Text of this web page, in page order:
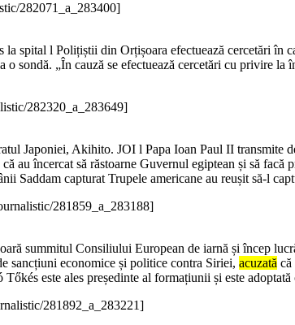
282071_a_283400]
la spital l Polițiștii din Orțișoara efectuează cercetări
o sondă. „În cauză se efectuează cercetări cu privire
282320_a_283649]
Japoniei, Akihito. JOI l Papa Ioan Paul II
că au încercat să răstoarne Guvernul egiptean și să
Saddam capturat Trupele americane au reușit să-l
281859_a_283188]
summitul Consiliului European de iarnă și încep
sancțiuni economice și politice contra Siriei, acuzată
este ales președinte al formațiunii și este
281892_a_283221]